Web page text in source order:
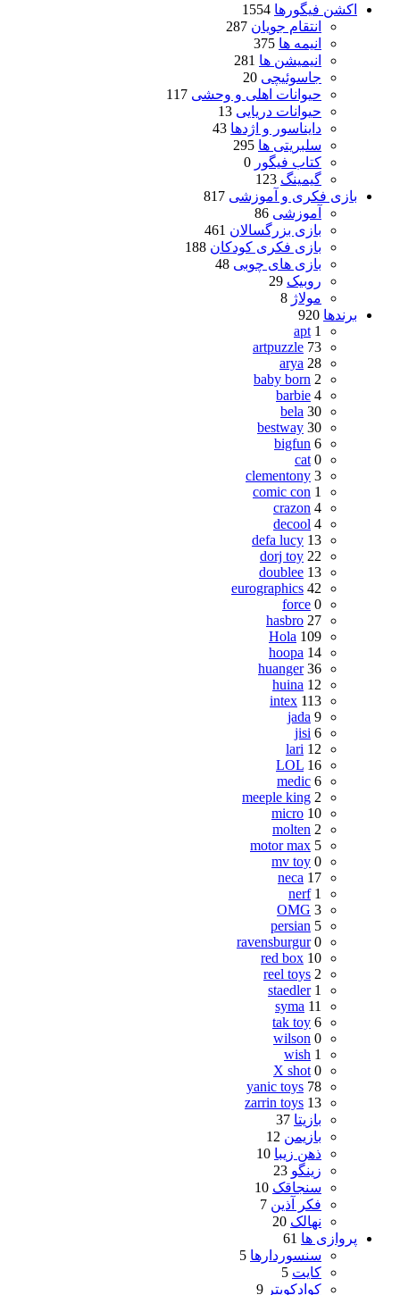
اکشن فیگورها 1554
انتقام جویان 287
انیمه ها 375
انیمیشن ها 281
جاسوئیچی 20
حیوانات اهلی و وحشی 117
حیوانات دریایی 13
دایناسور و اژدها 43
سلبریتی ها 295
کتاب فیگور 0
گیمینگ 123
بازی فکری و آموزشی 817
آموزشی 86
بازی بزرگسالان 461
بازی فکری کودکان 188
بازی های چوبی 48
روبیک 29
مولاژ 8
برندها 920
apt 1
artpuzzle 73
arya 28
baby born 2
barbie 4
bela 30
bestway 30
bigfun 6
cat 0
clementony 3
comic con 1
crazon 4
decool 4
defa lucy 13
dorj toy 22
doublee 13
eurographics 42
force 0
hasbro 27
Hola 109
hoopa 14
huanger 36
huina 12
intex 113
jada 9
jisi 6
lari 12
LOL 16
medic 6
meeple king 2
micro 10
molten 2
motor max 5
mv toy 0
neca 17
nerf 1
OMG 3
persian 5
ravensburgur 0
red box 10
reel toys 2
staedler 1
syma 11
tak toy 6
wilson 0
wish 1
X shot 0
yanic toys 78
zarrin toys 13
بازیتا 37
بازیمن 12
ذهن زیبا 10
زینگو 23
سنجاقک 10
فکر آذین 7
نهالک 20
پروازی ها 61
سنسوردارها 5
کایت 5
کوادکوپتر 9